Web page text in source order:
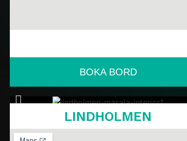
BOKA BORD
LINDHOLMEN